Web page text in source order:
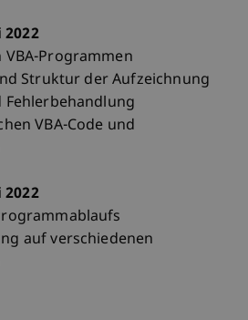
Programmen
Struktur der Aufzeichnung
Fehlerbehandlung
VBA-Code und
auf verschiedenen